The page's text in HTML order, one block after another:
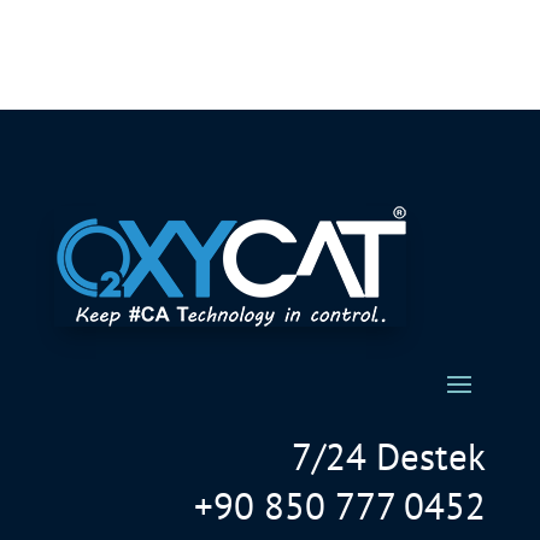
7/24 Destek
+90 850 777 0452